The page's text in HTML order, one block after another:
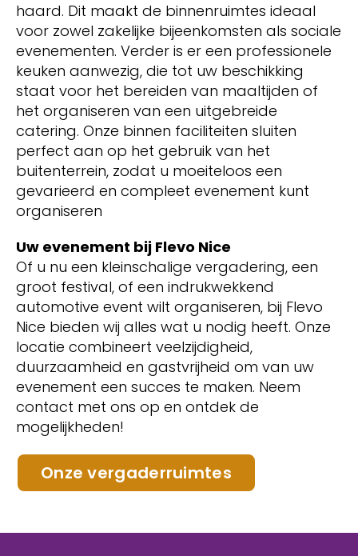
haard. Dit maakt de binnenruimtes ideaal
voor zowel zakelijke bijeenkomsten als sociale
evenementen. Verder is er een professionele
keuken aanwezig, die tot uw beschikking
staat voor het bereiden van maaltijden of
het organiseren van een uitgebreide
catering. Onze binnen faciliteiten sluiten
perfect aan op het gebruik van het
buitenterrein, zodat u moeiteloos een
gevarieerd en compleet evenement kunt
organiseren
Uw evenement bij Flevo Nice
Of u nu een kleinschalige vergadering, een
groot festival, of een indrukwekkend
automotive event wilt organiseren, bij Flevo
Nice bieden wij alles wat u nodig heeft. Onze
locatie combineert veelzijdigheid,
duurzaamheid en gastvrijheid om van uw
evenement een succes te maken. Neem
contact met ons op en ontdek de
mogelijkheden!
Onze vergaderruimtes